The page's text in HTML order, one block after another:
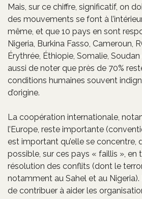
Mais, sur ce chiffre, significatif, on
des mouvements se font à
même, et que 10 pays en sont
Nigeria, Burkina Fasso, Cameroun,
Érythrée, Éthiopie, Somalie,
aussi de noter que près de 70%
conditions humaines souvent
d’origine.
La coopération internationale,
l’Europe, reste importante
est important qu’elle se concentre,
possible, sur ces pays « faillis », en
résolution des conflits (dont le
notamment au Sahel et au
de contribuer à aider les